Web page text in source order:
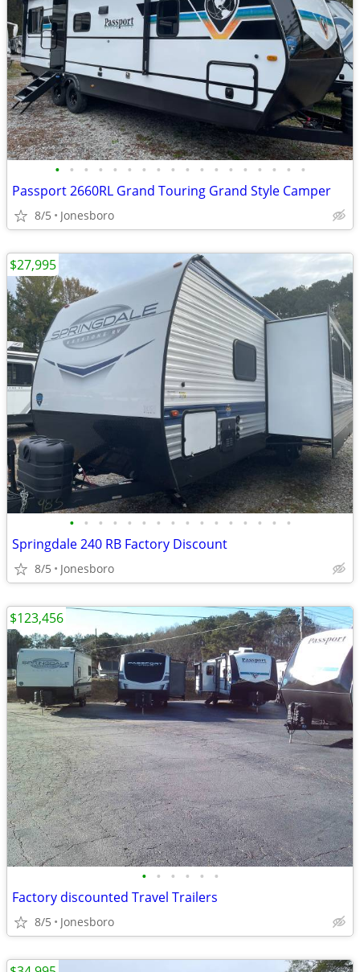
• • • • • • • • • • • • • • • • • •
Passport 2660RL Grand Touring Grand Style Camper
8/5 Jonesboro
• • • • • • • • • • • • • • • •
Springdale 240 RB Factory Discount
8/5 Jonesboro
$27,995
• • • • • •
Factory discounted Travel Trailers
8/5 Jonesboro
$123,456